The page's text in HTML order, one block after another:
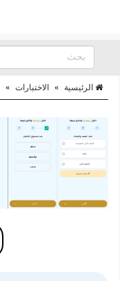
الرئيسية » الاختبارات »